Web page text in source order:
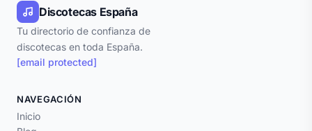
Discotecas España
Tu directorio de confianza de
discotecas en toda España.
[email protected]
NAVEGACIÓN
Inicio